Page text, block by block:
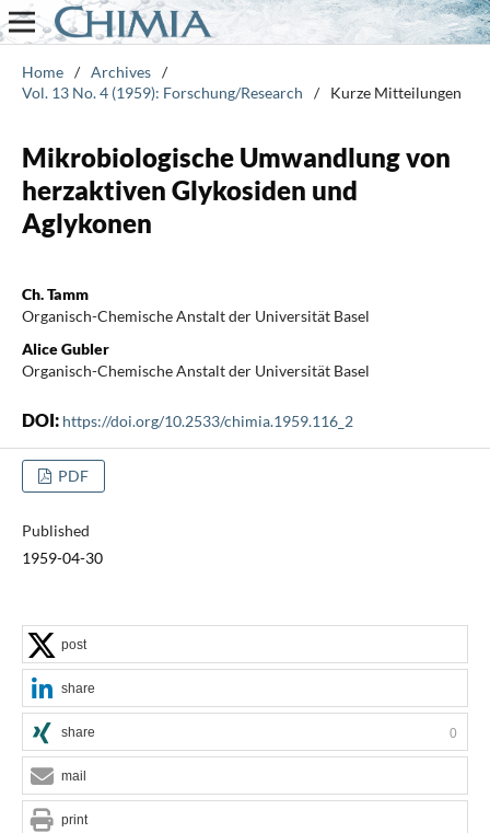
Home / Archives /
Vol. 13 No. 4 (1959): Forschung/Research
/ Kurze Mitteilungen
Mikrobiologische Umwandlung von
herzaktiven Glykosiden und
Aglykonen
Ch. Tamm
Organisch-Chemische Anstalt der Universität Basel
Alice Gubler
Organisch-Chemische Anstalt der Universität Basel
DOI: https://doi.org/10.2533/chimia.1959.116_2
PDF
Published
1959-04-30
post
share
share 0
mail
print